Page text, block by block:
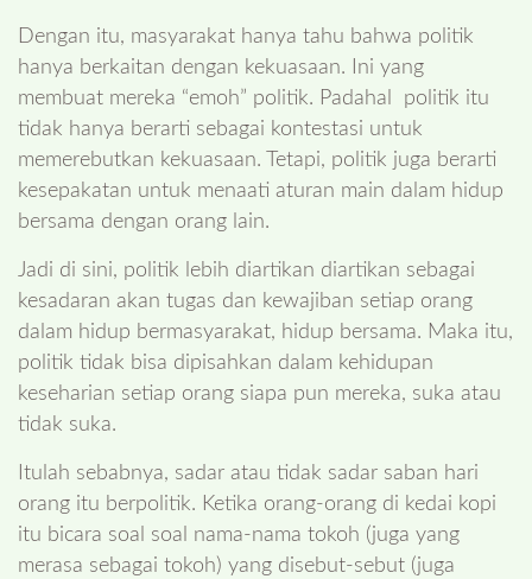
Dengan itu, masyarakat hanya tahu bahwa politik
hanya berkaitan dengan kekuasaan. Ini yang
membuat mereka “emoh” politik. Padahal politik itu
tidak hanya berarti sebagai kontestasi untuk
memerebutkan kekuasaan. Tetapi, politik juga berarti
kesepakatan untuk menaati aturan main dalam hidup
bersama dengan orang lain.
Jadi di sini, politik lebih diartikan diartikan sebagai
kesadaran akan tugas dan kewajiban setiap orang
dalam hidup bermasyarakat, hidup bersama. Maka itu,
politik tidak bisa dipisahkan dalam kehidupan
keseharian setiap orang siapa pun mereka, suka atau
tidak suka.
Itulah sebabnya, sadar atau tidak sadar saban hari
orang itu berpolitik. Ketika orang-orang di kedai kopi
itu bicara soal soal nama-nama tokoh (juga yang
merasa sebagai tokoh) yang disebut-sebut (juga